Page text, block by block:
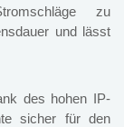
zu
und lässt
des hohen IP-
sicher für den